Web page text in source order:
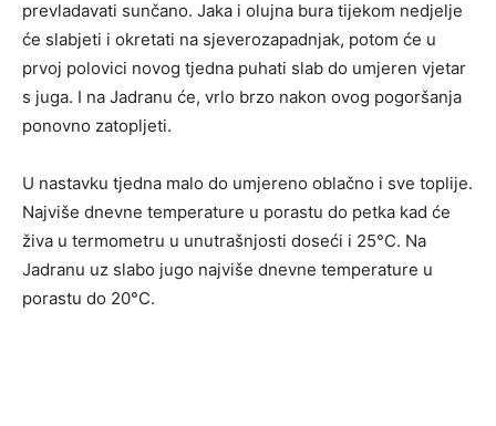
prevladavati sunčano. Jaka i olujna bura tijekom nedjelje
će slabjeti i okretati na sjeverozapadnjak, potom će u
prvoj polovici novog tjedna puhati slab do umjeren vjetar
s juga. I na Jadranu će, vrlo brzo nakon ovog pogoršanja
ponovno zatopljeti.
U nastavku tjedna malo do umjereno oblačno i sve toplije.
Najviše dnevne temperature u porastu do petka kad će
živa u termometru u unutrašnjosti doseći i 25°C. Na
Jadranu uz slabo jugo najviše dnevne temperature u
porastu do 20°C.